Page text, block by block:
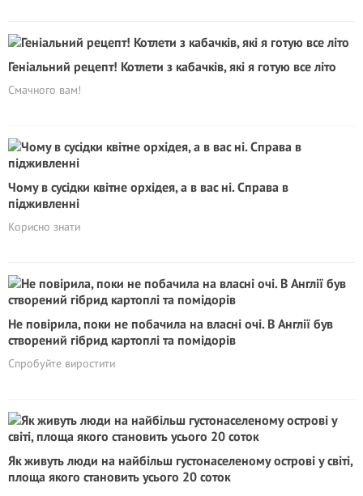
Геніальний рецепт! Котлети з кабачків, які я готую все літо
Смачного вам!
Чому в сусідки квітне орхідея, а в вас ні. Справа в
підживленні
Корисно знати
Не повірила, поки не побачила на власні очі. В Англії був
створений гібрид картоплі та помідорів
Спробуйте виростити
Як живуть люди на найбільш густонаселеному острові у світі,
площа якого становить усього 20 соток